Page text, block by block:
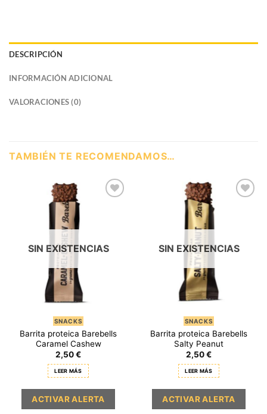
DESCRIPCIÓN
INFORMACIÓN ADICIONAL
VALORACIONES (0)
TAMBIÉN TE RECOMENDAMOS…
SIN EXISTENCIAS
SNACKS
Barrita proteica Barebells
Caramel Cashew
2,50€
LEER MÁS
SIN EXISTENCIAS
SNACKS
Barrita proteica Barebells
Salty Peanut
2,50€
LEER MÁS